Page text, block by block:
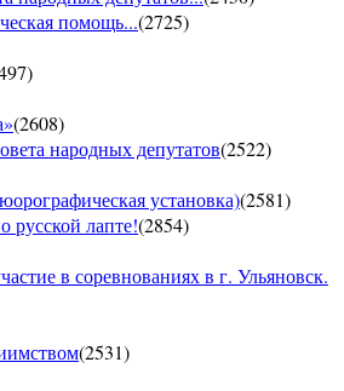
помощь...(2725)
)
(2608)
народных депутатов(2522)
установка)(2581)
русской лапте!(2854)
в соревнованиях в г. Ульяновск.
(2531)